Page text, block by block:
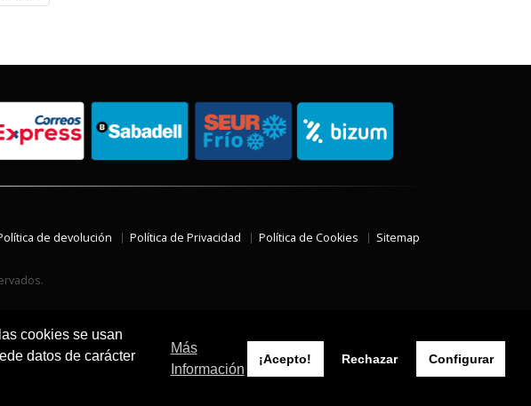
cookies se usan
datos de carácter
Más
Información
¡Acepto! Rechazar Configurar
de devolución Política de Privacidad Política de Cookies Sitemap